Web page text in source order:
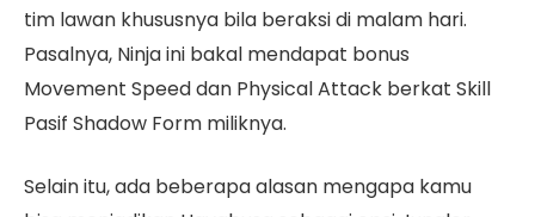
tim lawan khususnya bila beraksi di malam hari.
Pasalnya, Ninja ini bakal mendapat bonus
Movement Speed dan Physical Attack berkat Skill
Pasif Shadow Form miliknya.
Selain itu, ada beberapa alasan mengapa kamu